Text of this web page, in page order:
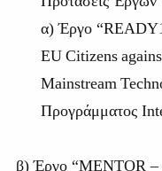
α) Έργο “READY
EU Citizens
Mainstream
Προγράμματος
β)Έργο“MENTOR –